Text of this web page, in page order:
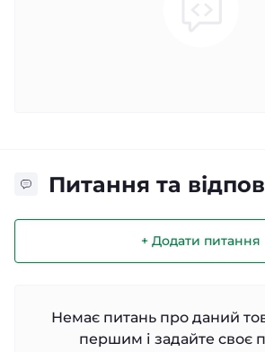
Питання та
+ Додати питання
Немає питань про даний
першим і задайте своє